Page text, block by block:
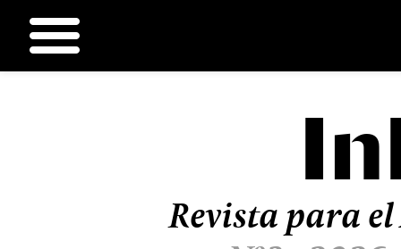
Revista para